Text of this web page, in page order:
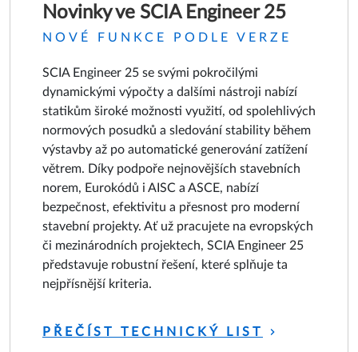
Novinky ve SCIA Engineer 25
NOVÉ FUNKCE PODLE VERZE
SCIA Engineer 25 se svými pokročilými
dynamickými výpočty a dalšími nástroji nabízí
statikům široké možnosti využití, od spolehlivých
normových posudků a sledování stability během
výstavby až po automatické generování zatížení
větrem. Díky podpoře nejnovějších stavebních
norem, Eurokódů i AISC a ASCE, nabízí
bezpečnost, efektivitu a přesnost pro moderní
stavební projekty. Ať už pracujete na evropských
či mezinárodních projektech, SCIA Engineer 25
představuje robustní řešení, které splňuje ta
nejpřísnější kriteria.
PŘEČÍST TECHNICKÝ LIST